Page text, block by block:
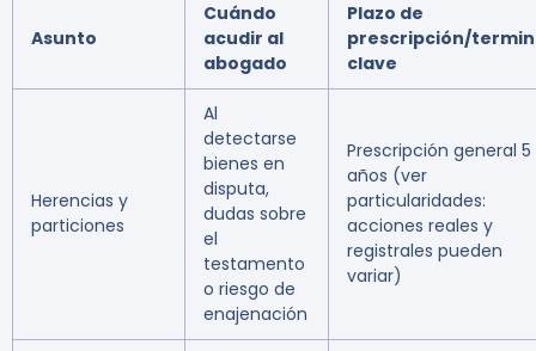
Asunto
Cuándo
acudir al
abogado
Plazo de
prescripción/
clave
Herencias y
particiones
Al
detectarse
bienes en
disputa,
dudas sobre
el
testamento
o riesgo de
enajenación
Prescripción general 5
años (ver
particularidades:
acciones reales y
registrales pueden
variar)